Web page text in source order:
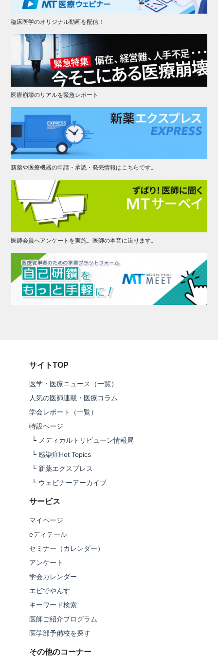
臨床医学のオリジナル動画を配信！
医療崩壊のリアルを緊急レポート
新薬や医療機器の申請・承認・発売情報はこちらです。
医師会員へアンケートを実施。医師の本音に迫ります。
サイトTOP
医学・医療ニュース（一覧）
人気の医師連載・医療コラム
学会レポート（一覧）
特設ページ
└ メディカルトリビューン情報局
└ 感染症Hot Topics
└ 新薬エクスプレス
└ ウェビナーアーカイブ
サービス
マイページ
eディテール
セミナー（カレンダー）
アンケート
学会カレンダー
エビでやんす
キーワード検索
医師ご紹介プログラム
医学部予備校を探す
その他のコーナー